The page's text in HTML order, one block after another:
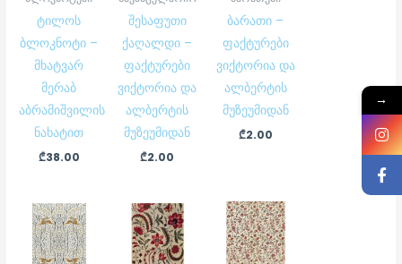
ტილოს
ბლოკნოტი –
მხატვარ
მერაბ
აბრამიშვილის
ნახატით
₾38.00
შესაფუთი
ქაღალდი –
ფაქტურები
ვიქტორია და
ალბერტის
მუზეუმიდან
₾2.00
ბარათი –
ფაქტურები
ვიქტორია და
ალბერტის
მუზეუმიდან
₾2.00
→